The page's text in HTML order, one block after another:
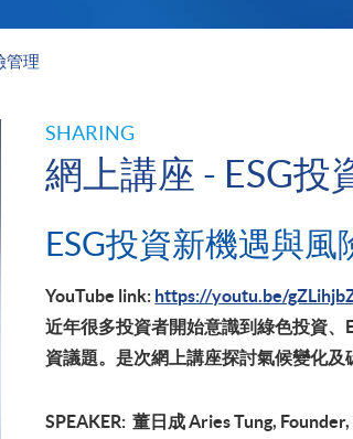
管理
SHARING
網上講座 - ESG投
ESG投資新機遇與風
YouTube link: https://youtu.be/
近年很多投資者開始意識到綠色投資
資議題。是次網上講座探討氣候變化及
SPEAKER: 董日成 Aries Tung,